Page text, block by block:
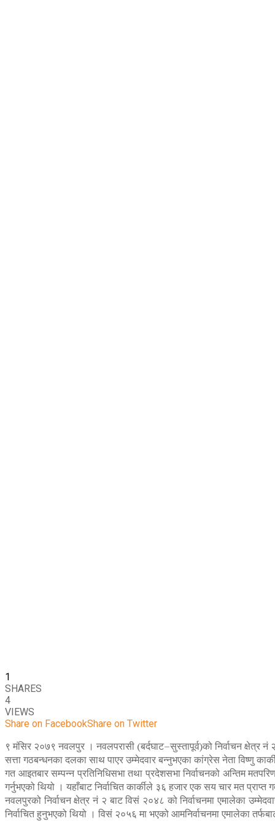
1
SHARES
4
VIEWS
Share on FacebookShare on Twitter
९ मंसिर २०७९ नवलपुर । नवलपरासी (बर्दघाट–सुस्तापूर्व)को निर्वाचन क्षेत्र
सत्ता गठबन्धनका दलका साथ पाएर उम्मेदवार बन्नुभएका कांग्रेस नेता विष्णु
गत आइतबार सम्पन्न प्रतिनिधिसभा तथा प्रदेशसभा निर्वाचनको अन्तिम
गर्नुभएको थियो । यहाँबाट निर्वाचित कार्कीले ३६ हजार एक सय चार मत
नवलपुरको निर्वाचन क्षेत्र नं २ बाट विसं २०४८ को निर्वाचनमा एमालेका
निर्वाचित हुनुभएको थियो । विसं २०५६ मा भएको आमनिर्वाचनमा एमालेका